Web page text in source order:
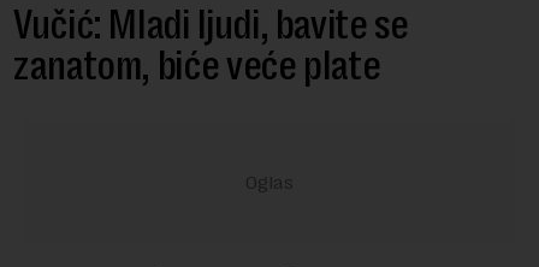
Vučić: Mladi ljudi, bavite se
zanatom, biće veće plate